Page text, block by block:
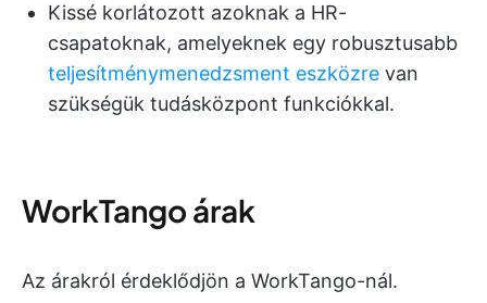
Kissé korlátozott azoknak a HR-
csapatoknak, amelyeknek egy robusztusabb
teljesítménymenedzsment eszközre van
szükségük tudásközpont funkciókkal.
WorkTango árak
Az árakról érdeklődjön a WorkTango-nál.